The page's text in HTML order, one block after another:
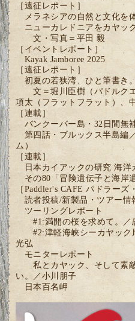
［遠征レポート］
メラネシアの自然と文化を
ニューカレドニアをカヤッ
文・写真＝平田 毅
［イベントレポート］
Kayak Jamboree 2025
［遠征レポート］
初夏の若狭湾、ひと筆書き。
文＝堀川臣樹（パドルクエ
項太（フラットフラット）、
［連載］
バンクーバー島・32日間無
第四話・ブルックス半島編
ム）
［連載］
日本カイアックの研究 海洋
その80「冒険遺伝子と海岸
［Paddler's CAFE パドラーズ
読者投稿/新製品・ツアー情
ツーリングレポート
#1:満開の桜を求めて。／
#2:津軽海峡シーカヤック
光弘
モニターレポート
私とカヤック、そして素敵
い。／小川朋子
日本百名岬